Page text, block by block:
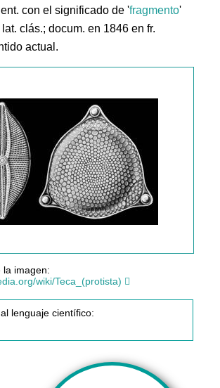
con el significado de 'fragmento'
clás.; docum. en 1846 en fr.
actual.
la imagen:
wiki/Teca_(protista)
lenguaje científico: